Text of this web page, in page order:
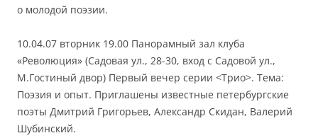
о молодой поэзии.
10.04.07 вторник 19.00 Панорамный зал клуба
«Революция» (Садовая ул., 28-30, вход с Садовой ул.,
М.Гостиный двор) Первый вечер серии <Трио>. Тема:
Поэзия и опыт. Приглашены известные петербургские
поэты Дмитрий Григорьев, Александр Скидан, Валерий
Шубинский.